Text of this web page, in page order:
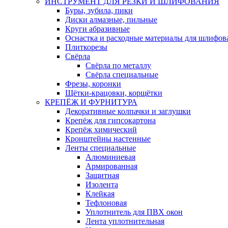
Буры, зубила, пики
Диски алмазные, пильные
Круги абразивные
Оснастка и расходные материалы для
Плиткорезы
Свёрла
Свёрла по металлу
Свёрла специальные
Фрезы, коронки
Щётки-крацовки, корщётки
КРЕПЁЖ И ФУРНИТУРА
Декоративные колпачки и заглушки
Крепёж для гипсокартона
Крепёж химический
Кронштейны настенные
Ленты специальные
Алюминиевая
Армированная
Защитная
Изолента
Клейкая
Тефлоновая
Уплотнитель для ПВХ окон
Лента уплотнительная